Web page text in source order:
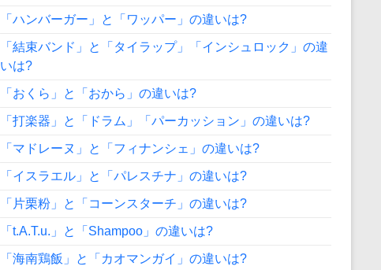
「ハンバーガー」と「ワッパー」の違いは?
「結束バンド」と「タイラップ」「インシュロック」の違
いは?
「おくら」と「おから」の違いは?
「打楽器」と「ドラム」「パーカッション」の違いは?
「マドレーヌ」と「フィナンシェ」の違いは?
「イスラエル」と「パレスチナ」の違いは?
「片栗粉」と「コーンスターチ」の違いは?
「t.A.T.u.」と「Shampoo」の違いは?
「海南鶏飯」と「カオマンガイ」の違いは?